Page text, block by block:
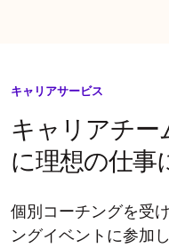
キャリアサービス
キャリアチー
に理想の仕事
個別コーチングを受
ングイベントに参加